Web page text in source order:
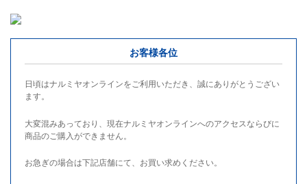
お客様各位
日頃はナルミヤオンラインをご利用いただき、誠にありがとうござい
ます。
大変混みあっており、現在ナルミヤオンラインへのアクセスならびに
商品のご購入ができません。
お急ぎの場合は下記店舗にて、お買い求めください。